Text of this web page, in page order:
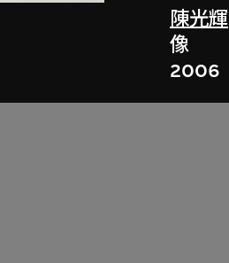
陳光輝
像
2006